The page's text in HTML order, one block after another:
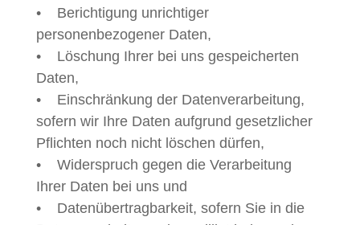
• Berichtigung unrichtiger
personenbezogener Daten,
• Löschung Ihrer bei uns gespeicherten
Daten,
• Einschränkung der Datenverarbeitung,
sofern wir Ihre Daten aufgrund gesetzlicher
Pflichten noch nicht löschen dürfen,
• Widerspruch gegen die Verarbeitung
Ihrer Daten bei uns und
• Datenübertragbarkeit, sofern Sie in die